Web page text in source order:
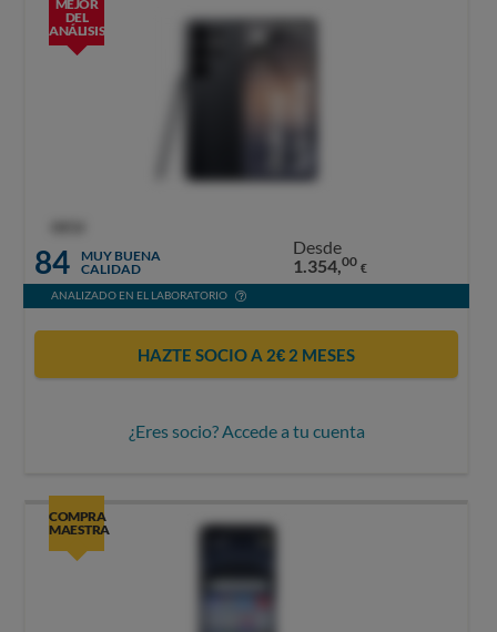
MEJOR
DEL
ANÁLISIS
84
MUY BUENA
CALIDAD
Desde
1.354,00 €
ANALIZADO EN EL LABORATORIO
HAZTE SOCIO A 2€ 2 MESES
¿Eres socio? Accede a tu cuenta
COMPRA
MAESTRA